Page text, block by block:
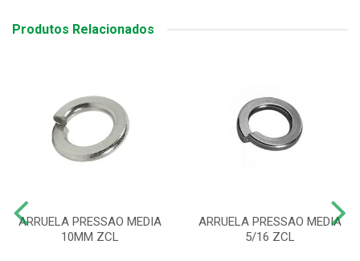
Produtos Relacionados
ARRUELA PRESSAO MEDIA
10MM ZCL
ARRUELA PRESSAO MEDIA
5/16 ZCL